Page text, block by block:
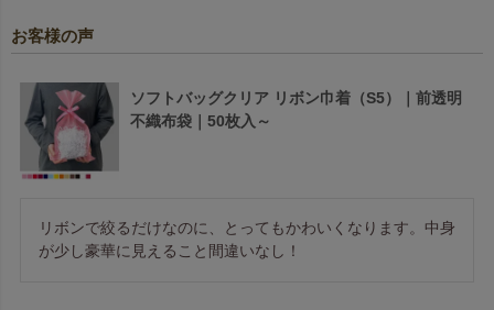
お客様の声
ソフトバッグクリア リボン巾着（S5）｜前透明
不織布袋｜50枚入～
リボンで絞るだけなのに、とってもかわいくなります。中身
が少し豪華に見えること間違いなし！